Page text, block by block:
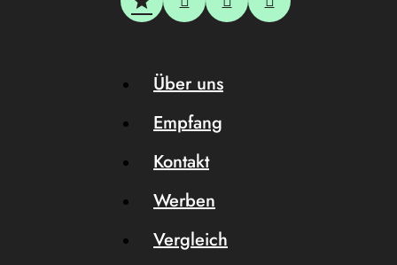
Über uns
Empfang
Kontakt
Werben
Vergleich